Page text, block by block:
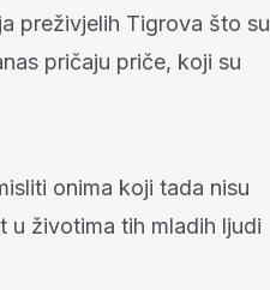
preživjelih Tigrova što su
pričaju priče, koji su
onima koji tada nisu
životima tih mladih ljudi